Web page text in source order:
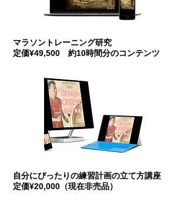
マラソントレーニング研究
​定価¥49,500 約10時間分のコンテンツ
自分にぴったりの練習計画の立て方講座
​定価¥20,000（現在非売品）